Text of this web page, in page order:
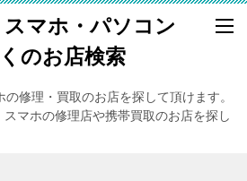
マホ・パソコン
のお店検索
修理・買取のお店を探して頂けます。
マホの修理店や携帯買取のお店を探し